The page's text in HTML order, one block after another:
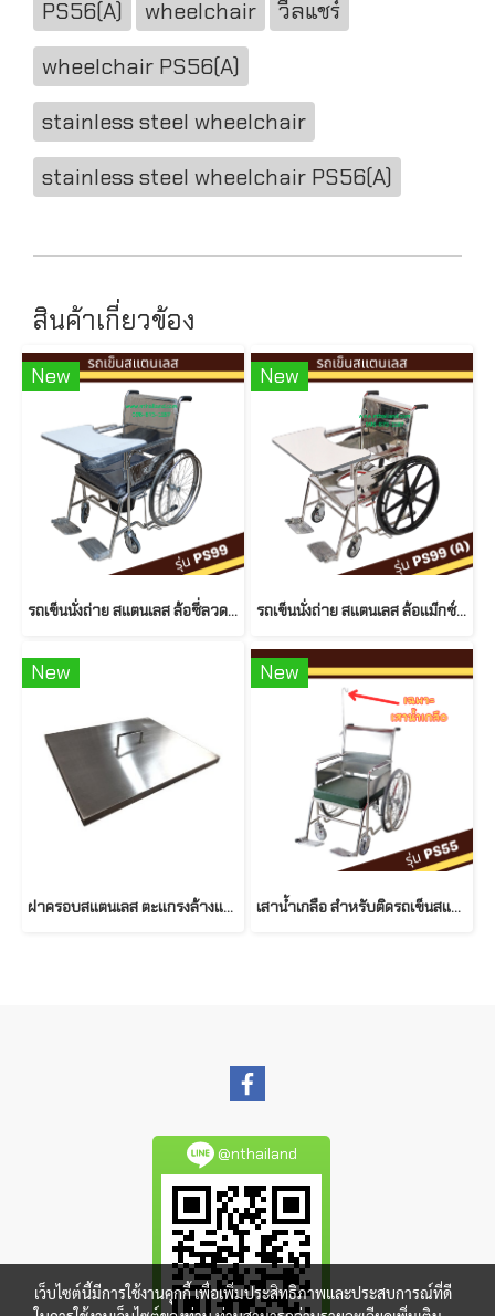
PS56(A)
wheelchair
วีลแชร์
wheelchair PS56(A)
stainless steel wheelchair
stainless steel wheelchair PS56(A)
สินค้าเกี่ยวข้อง
New
รถเข็นนั่งถ่าย สแตนเลส ล้อซี่ลวด พร้อมโต๊ะ รุ่น PS99
New
รถเข็นนั่งถ่าย สแตนเลส ล้อแม็กซ์ พร้อมโต๊ะ รุ่น PS99(A)
New
ฝาครอบสแตนเลส ตะแกรงล้างแผล
New
เสาน้ำเกลือ สำหรับติดรถเข็นสแตนเลส พับไม่ได้ รุ่น PS56
@nthailand
เว็บไซต์นี้มีการใช้งานคุกกี้ เพื่อเพิ่มประสิทธิภาพและประสบการณ์ที่ดี